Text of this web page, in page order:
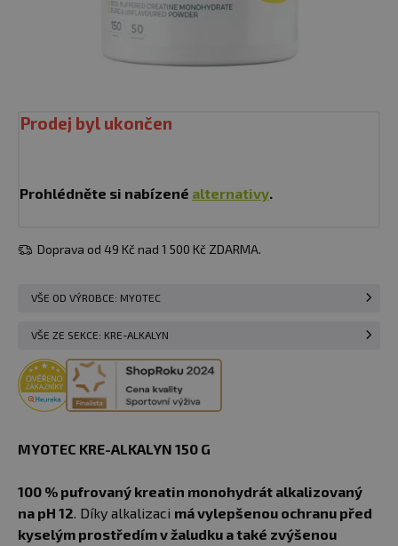
Prodej byl ukončen
Prohlédněte si nabízené alternativy.
Doprava od 49 Kč nad 1 500 Kč ZDARMA.
VŠE OD VÝROBCE: MYOTEC
VŠE ZE SEKCE: KRE-ALKALYN
MYOTEC KRE-ALKALYN 150 G
100 % pufrovaný kreatin monohydrát alkalizovaný
na pH 12. Díky alkalizaci má vylepšenou ochranu před
kyselým prostředím v žaludku a také zvýšenou